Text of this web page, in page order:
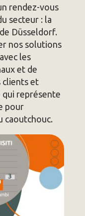
rendez-vous
secteur : la
Düsseldorf.
nos solutions
les
et de
clients et
qui représente
pour
caoutchouc.